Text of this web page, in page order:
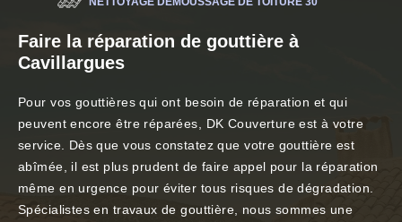
Faire la réparation de gouttière à
Cavillargues
Pour vos gouttières qui ont besoin de réparation et qui
peuvent encore être réparées, DK Couverture est à votre
service. Dès que vous constatez que votre gouttière est
abîmée, il est plus prudent de faire appel pour la réparation
même en urgence pour éviter tous risques de dégradation.
Spécialistes en travaux de gouttière, nous sommes une